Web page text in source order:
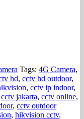
Tags: 4G Camera,
hd, cctv hd outdoor,
, cctv ip indoor,
cctv jakarta, cctv online,
, cctv outdoor
, hikvision cctv,